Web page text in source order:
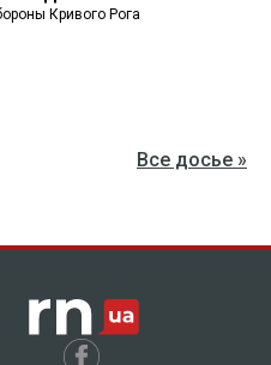
Кривого Рога
Все досье »